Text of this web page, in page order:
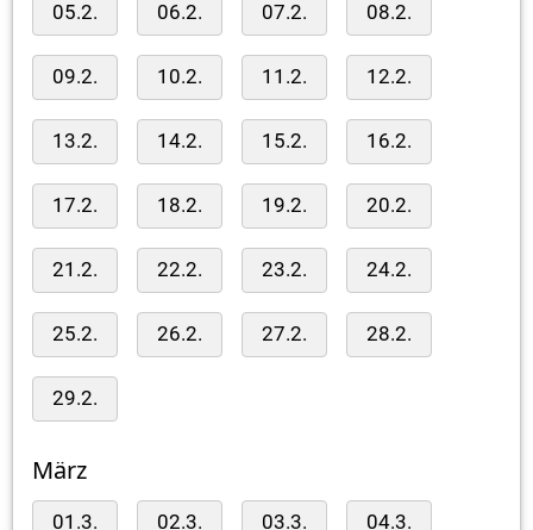
05.2. 06.2. 07.2. 08.2.
09.2. 10.2. 11.2. 12.2.
13.2. 14.2. 15.2. 16.2.
17.2. 18.2. 19.2. 20.2.
21.2. 22.2. 23.2. 24.2.
25.2. 26.2. 27.2. 28.2.
29.2.
März
01.3. 02.3. 03.3. 04.3.